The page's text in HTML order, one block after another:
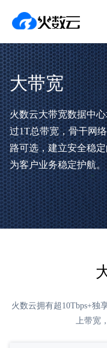
大带宽
火数云大带宽数据中
过1T总带宽，骨干网
路可选，建立安全稳
为客户业务稳定护航。
火数云拥有超10Tbps+独
上带宽